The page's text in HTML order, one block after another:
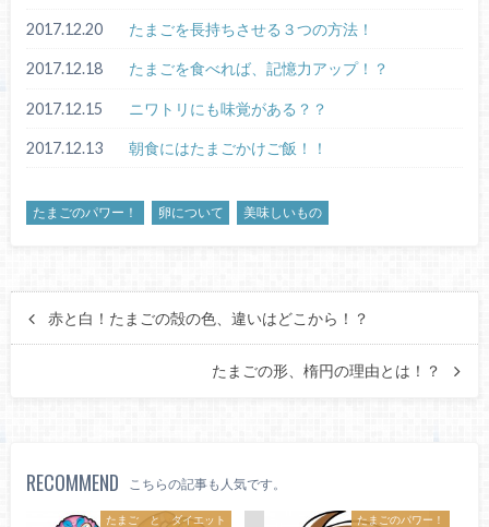
2017.12.20 たまごを長持ちさせる３つの方法！
2017.12.18 たまごを食べれば、記憶力アップ！？
2017.12.15 ニワトリにも味覚がある？？
2017.12.13 朝食にはたまごかけご飯！！
たまごのパワー！ 卵について 美味しいもの
赤と白！たまごの殻の色、違いはどこから！？
たまごの形、楕円の理由とは！？
RECOMMEND こちらの記事も人気です。
たまご と ダイエット たまごのパワー！